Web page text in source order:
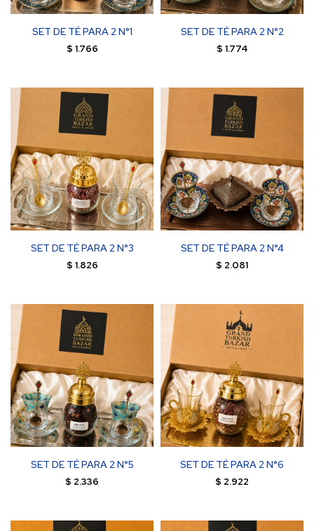
SET DE TÉ PARA 2 N°1
$ 1.766
SET DE TÉ PARA 2 N°2
$ 1.774
SET DE TÉ PARA 2 N°3
$ 1.826
SET DE TÉ PARA 2 N°4
$ 2.081
SET DE TÉ PARA 2 N°5
$ 2.336
SET DE TÉ PARA 2 N°6
$ 2.922